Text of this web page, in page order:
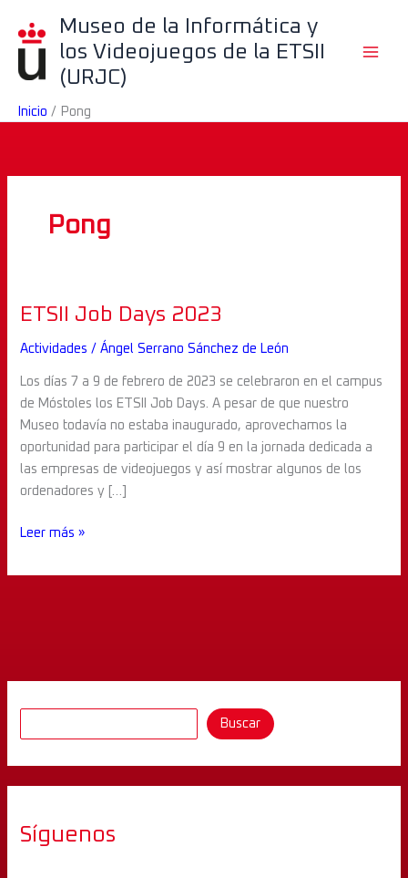
contenido
Museo de la Informática y
los Videojuegos de la ETSII
(URJC)
Inicio Pong
Pong
ETSII Job Days 2023
Actividades /Ángel Serrano Sánchez de León
Los días 7 a 9 de febrero de 2023 se celebraron en el campus
de Móstoles los ETSII Job Days. A pesar de que nuestro
Museo todavía no estaba inaugurado, aprovechamos la
oportunidad para participar el día 9 en la jornada dedicada a
las empresas de videojuegos y así mostrar algunos de los
ordenadores y […]
ETSII
Days
2023
Leer más »
u
a
Buscar
Síguenos